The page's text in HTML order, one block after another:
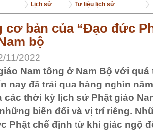
Lịch sử Tư liệu lịch sử
cơ bản của “Đạo đức
bộ
11/2022
Nam tông ở Nam Bộ với
nay đã trải qua hàng nghìn
các thời kỳ lịch sử Phật giáo
biến đổi và vị trí riêng.
Phật chế định từ khi giác ngộ